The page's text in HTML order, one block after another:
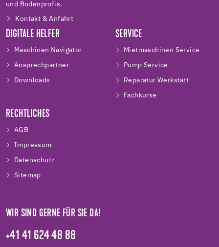
und Bodenprofis.
Kontakt & Anfahrt
DIGITALE HELFER
Maschinen Navigator
Ansprechpartner
Downloads
SERVICE
Mietmaschinen Service
Pump Service
Reparatur Werkstatt
Fachkurse
RECHTLICHES
AGB
Impressum
Datenschutz
Sitemap
WIR SIND GERNE FÜR SIE DA!
+41 41 624 48 88